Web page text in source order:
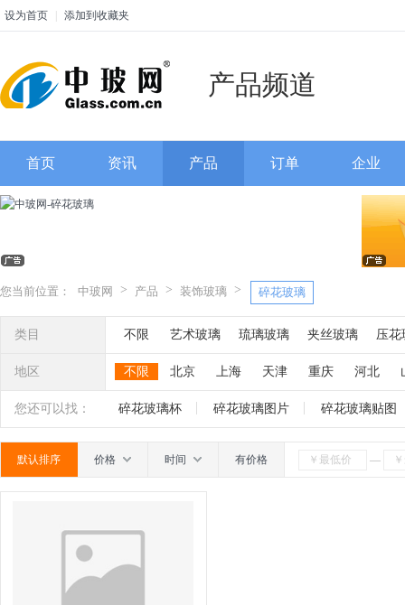
设为首页 添加到收藏夹
产品频道
首页 资讯 产品 订单 企业
您当前位置： 中玻网 > 产品 > 装饰玻璃 > 碎花玻璃
类目 不限 艺术玻璃 琉璃玻璃 夹丝玻璃 压花
彩晶玻璃 聚晶玻璃 喷砂玻璃 烤花玻璃
玻璃 玻璃隔断 玉砂玻璃 有色镜 玻璃拼镜
地区 不限 北京 上海 天津 重庆 河北
南 广东 广西 江西 四川 海南 贵州
您还可以找： 碎花玻璃杯 碎花玻璃图片 碎花玻璃贴图
默认排序 价格 时间 有价格 —